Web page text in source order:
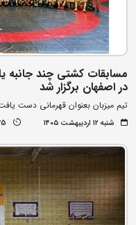
مسابقات کشتی چند جانبه
در اصفهان برگزار شد
تیم میزبان بعنوان قهرمانی دست
شنبه ۱۲ اردیبهشت ۱۴۰۵